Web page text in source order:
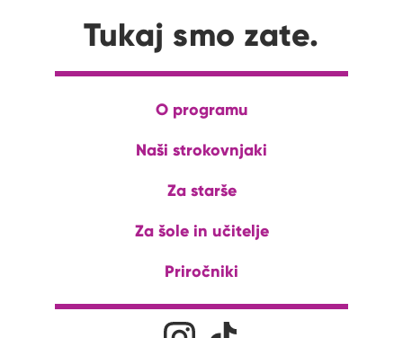
Tukaj smo zate.
O programu
Naši strokovnjaki
Za starše
Za šole in učitelje
Priročniki
Družabna omrežjaNa naš Instagram profil